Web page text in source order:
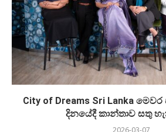
City of Dreams Sri Lanka
දිනයේදී කාන්තාව සතු
2026-03-07